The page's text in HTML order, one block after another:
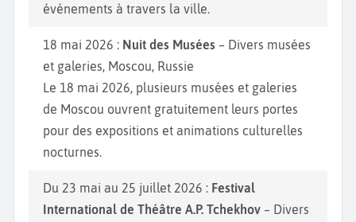
événements à travers la ville.
18 mai 2026 : Nuit des Musées – Divers musées
et galeries, Moscou, Russie
Le 18 mai 2026, plusieurs musées et galeries
de Moscou ouvrent gratuitement leurs portes
pour des expositions et animations culturelles
nocturnes.
Du 23 mai au 25 juillet 2026 : Festival
International de Théâtre A.P. Tchekhov – Divers